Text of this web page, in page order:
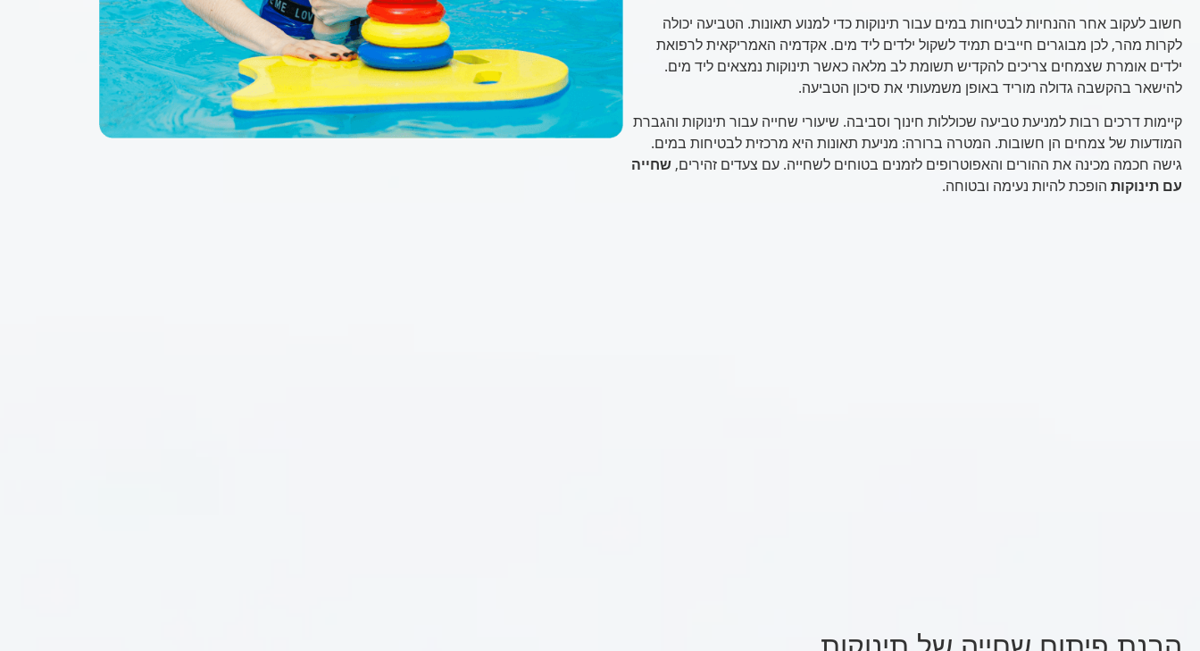
חשוב לעקוב אחר ההנחיות לבטיחות במים עבור תינוקות כדי למנוע תאונות. הטביעה יכולה
לקרות מהר, לכן מבוגרים חייבים תמיד לשקול ילדים ליד מים. אקדמיה האמריקאית לרפואת
ילדים אומרת שצמחים צריכים להקדיש תשומת לב מלאה כאשר תינוקות נמצאים ליד מים.
להישאר בהקשבה גדולה מוריד באופן משמעותי את סיכון הטביעה.
קיימות דרכים רבות למניעת טביעה שכוללות חינוך וסביבה. שיעורי שחייה עבור תינוקות והגברת
המודעות של צמחים הן חשובות. המטרה ברורה: מניעת תאונות היא מרכזית לבטיחות במים.
גישה חכמה מכינה את ההורים והאפוטרופים לזמנים בטוחים לשחייה. עם צעדים זהירים, שחייה
עם תינוקות הופכת להיות נעימה ובטוחה.